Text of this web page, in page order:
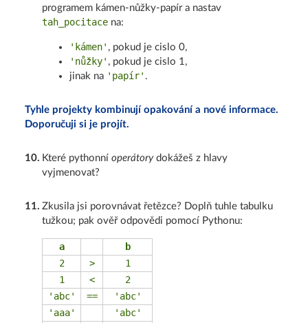
programem kámen-nůžky-papír a nastav
tah_pocitace na:
'kámen' , pokud je cislo 0,
'nůžky' , pokud je cislo 1,
jinak na 'papír' .
Tyhle projekty kombinují opakování a nové informace.
Doporučuji si je projít.
10. Které pythonníoperátorydokážeš z hlavy
vyjmenovat?
11. Zkusila jsi porovnávat řetězce? Doplň tuhle tabulku
tužkou; pak ověř odpovědi pomocí Pythonu:
a
b
2
>
1
1
<
2
'abc'
==
'abc'
'aaa'
'abc'